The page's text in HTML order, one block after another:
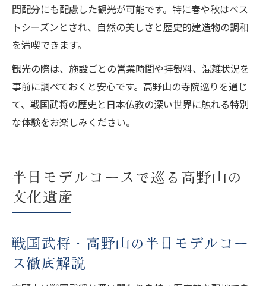
間配分にも配慮した観光が可能です。特に春や秋はベス
トシーズンとされ、自然の美しさと歴史的建造物の調和
を満喫できます。
観光の際は、施設ごとの営業時間や拝観料、混雑状況を
事前に調べておくと安心です。高野山の寺院巡りを通じ
て、戦国武将の歴史と日本仏教の深い世界に触れる特別
な体験をお楽しみください。
半日モデルコースで巡る高野山の
文化遺産
戦国武将・高野山の半日モデルコー
ス徹底解説